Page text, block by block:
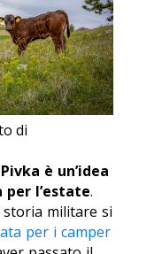
di
è un’idea
l’estate.
storia militare si
per i camper